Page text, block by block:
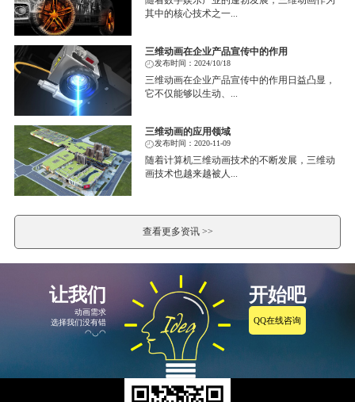
其中的核心技术之一...
三维动画在企业产品宣传中的作用
发布时间：2024/10/18
三维动画在企业产品宣传中的作用日益凸显，
它不仅能够以生动、...
三维动画的应用领域
发布时间：2020-11-09
随着计算机三维动画技术的不断发展，三维动
画技术也越来越被人...
查看更多资讯 >>
让我们 开始吧
动画需求
选择我们没有错
◠◡◠
QQ在线咨询